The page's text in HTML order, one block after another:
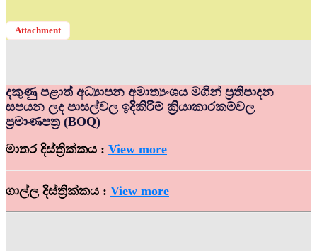
Attachment
දකුණු පළාත් අධ්‍යාපන අමාත්‍යංශය මගින් ප්‍රතිපාදන
සපයන ලද පාසල්වල ඉදිකිරීම් ක්‍රියාකාරකම්වල
ප්‍රමාණපත්‍ර (BOQ)
මාතර දිස්ත්‍රික්කය : View more
ගාල්ල දිස්ත්‍රික්කය : View more